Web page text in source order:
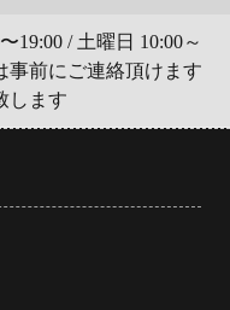
19:00 / 土曜日 10:00～
事前にご連絡頂けます
します